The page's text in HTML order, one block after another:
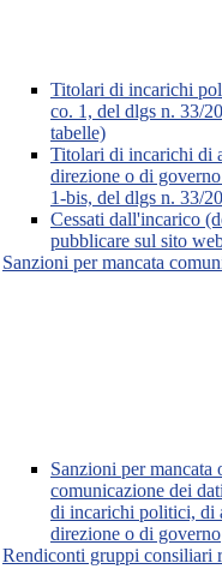
Titolari di incarichi
co. 1, del dlgs n. 33/
tabelle)
Titolari di incarichi di
direzione o di
1-bis, del dlgs n. 33/
Cessati dall'incarico
pubblicare sul sito
Sanzioni per mancata
Sanzioni per mancata
comunicazione dei
di incarichi politici, di
direzione o di governo
Rendiconti gruppi consiliari